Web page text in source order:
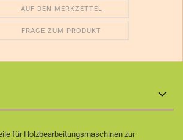
AUF DEN MERKZETTEL
FRAGE ZUM PRODUKT
für Holzbearbeitungsmaschinen zur